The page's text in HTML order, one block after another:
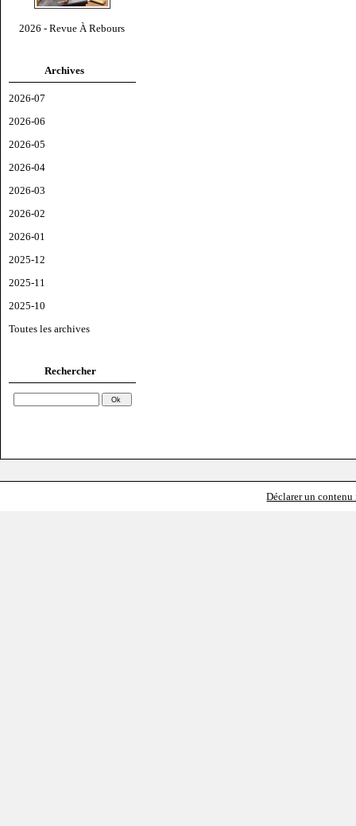
2026 - Revue À Rebours
Archives
2026-07
2026-06
2026-05
2026-04
2026-03
2026-02
2026-01
2025-12
2025-11
2025-10
Toutes les archives
Rechercher
Déclarer un